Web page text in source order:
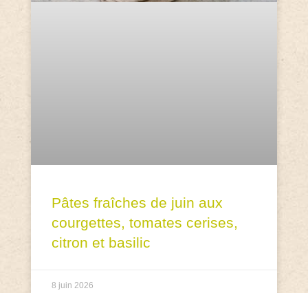
Pâtes fraîches de juin aux
courgettes, tomates cerises,
citron et basilic
8 juin 2026